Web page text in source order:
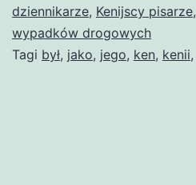
dziennikarze, Kenijscy pisarze,
wypadków drogowych
Tagi był, jako, jego, ken, kenii,